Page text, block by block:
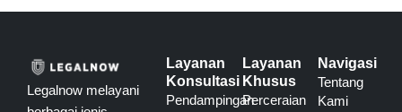
Legalnow melayani
Layanan
Konsultasi
Pendampingan
Layanan
Khusus
Perceraian
Navigasi
Tentang
Kami